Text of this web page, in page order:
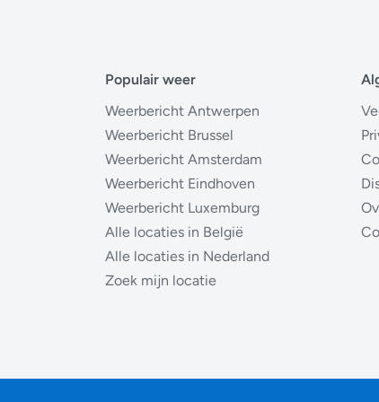
Populair weer
Weerbericht Antwerpen
Weerbericht Brussel
Weerbericht Amsterdam
Weerbericht Eindhoven
Weerbericht Luxemburg
Alle locaties in België
Alle locaties in Nederland
Zoek mijn locatie